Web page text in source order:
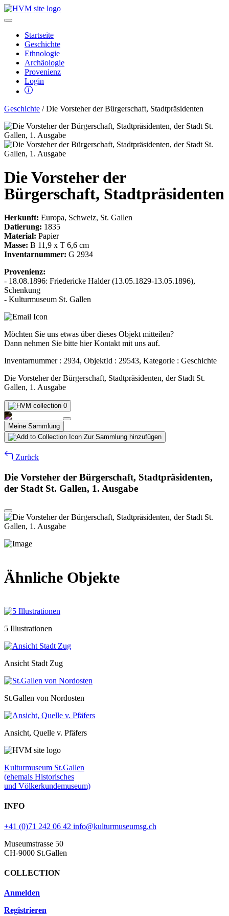
Startseite
Geschichte
Ethnologie
Archäologie
Provenienz
Login
Geschichte / Die Vorsteher der Bürgerschaft, Stadtpräsidenten
Die Vorsteher der
Bürgerschaft, Stadtpräsidenten
Herkunft: Europa, Schweiz, St. Gallen
Datierung: 1835
Material: Papier
Masse: B 11,9 x T 6,6 cm
Inventarnummer: G 2934
Provenienz:
- 18.08.1896: Friedericke Halder (13.05.1829-13.05.1896),
Schenkung
- Kulturmuseum St. Gallen
Möchten Sie uns etwas über dieses Objekt mitteilen?
Dann nehmen Sie bitte hier Kontakt mit uns auf.
Inventarnummer : 2934, ObjektId : 29543, Kategorie : Geschichte
Die Vorsteher der Bürgerschaft, Stadtpräsidenten, der Stadt St.
Gallen, 1. Ausgabe
0
Meine Sammlung
Zur Sammlung hinzufügen
Zurück
Die Vorsteher der Bürgerschaft, Stadtpräsidenten,
der Stadt St. Gallen, 1. Ausgabe
Ähnliche Objekte
5 Illustrationen
Ansicht Stadt Zug
St.Gallen von Nordosten
Ansicht, Quelle v. Pfäfers
Kulturmuseum St.Gallen
(ehemals Historisches
und Völkerkundemuseum)
INFO
+41 (0)71 242 06 42 info@kulturmuseumsg.ch
Museumstrasse 50
CH-9000 St.Gallen
COLLECTION
Anmelden
Registrieren